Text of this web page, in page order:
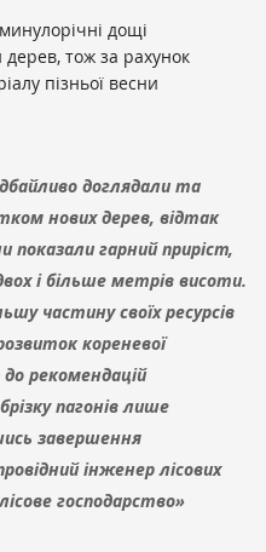
дощі
тож за рахунок
пізньої весни
доглядали та
нових дерев, відтак
показали гарний приріст,
і більше метрів висоти.
частину своїх ресурсів
кореневої
рекомендацій
пагонів лише
завершення
інженер лісових
господарство»